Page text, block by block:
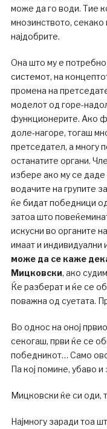
може да го води. Тие
мнозинството,
најдобрите.
Она што му е
системот, на
промена на
моделот од горе-
функционерите. Ако
доле-нагоре, тогаш
претседател, а многу
останатите органи.
избере ако му се
водачите на групите
ќе бидат победници
затоа што
искусни во органите
имаат и индивидуални
може да се каже
Мицковски, ако
Ќе разберат и ќе се
поважна од суетата.
Во однос на оној
секогаш, први ќе се
победникот… Само
Па кој помине, убаво
Мицковски ќе си оди,
Најмногу заради тоа